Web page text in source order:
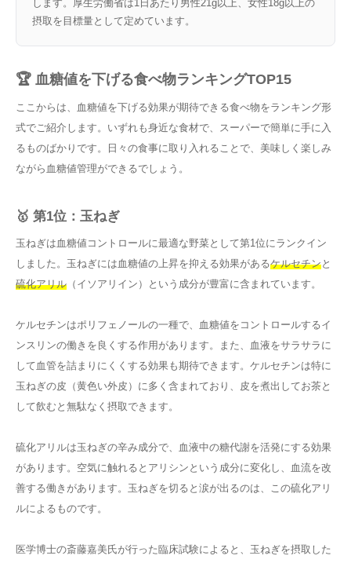
します。厚生労働省は1日あたり男性21g以上、女性18g以上の
摂取を目標量として定めています。
🏆 血糖値を下げる食べ物ランキングTOP15
ここからは、血糖値を下げる効果が期待できる食べ物をランキング形
式でご紹介します。いずれも身近な食材で、スーパーで簡単に手に入
るものばかりです。日々の食事に取り入れることで、美味しく楽しみ
ながら血糖値管理ができるでしょう。
🥇 第1位：玉ねぎ
玉ねぎは血糖値コントロールに最適な野菜として第1位にランクイン
しました。玉ねぎには血糖値の上昇を抑える効果があるケルセチンと
硫化アリル （イソアリイン）という成分が豊富に含まれています。
ケルセチンはポリフェノールの一種で、血糖値をコントロールするイ
ンスリンの働きを良くする作用があります。また、血液をサラサラに
して血管を詰まりにくくする効果も期待できます。ケルセチンは特に
玉ねぎの皮（黄色い外皮）に多く含まれており、皮を煮出してお茶と
して飲むと無駄なく摂取できます。
硫化アリルは玉ねぎの辛み成分で、血液中の糖代謝を活発にする効果
があります。空気に触れるとアリシンという成分に変化し、血流を改
善する働きがあります。玉ねぎを切ると涙が出るのは、この硫化アリ
ルによるものです。
医学博士の斎藤嘉美氏が行った臨床試験によると、玉ねぎを摂取した